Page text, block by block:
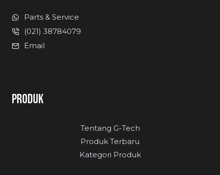
Parts & Service
(021) 38784079
Email
PRODUK
Tentang G-Tech
Produk Terbaru
Kategori Produk